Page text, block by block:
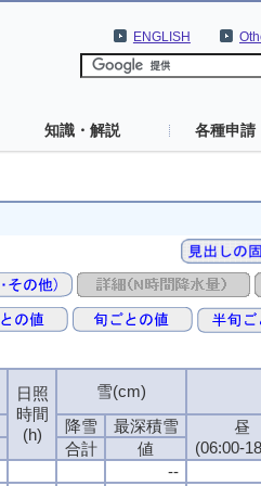
ENGLISH
知識・解説 各種申請
日照
時間
(h)
雪(cm)
降雪 最深積雪
昼
(06:00-
合計
値
--
日照
時間
(h)
雪(cm)
降雪 最深積雪
昼
(06:00-
合計
値
--
日照
時間
(h)
雪(cm)
降雪 最深積雪
昼
(06:00-
合計
値
--
日照
時間
(h)
雪(cm)
降雪 最深積雪
昼
(06:00-
合計
値
--